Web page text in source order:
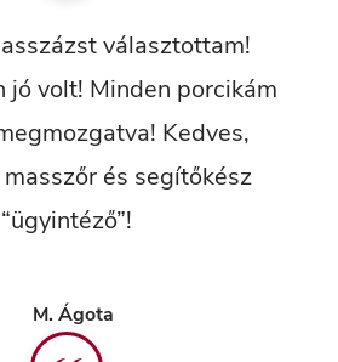
M. Ágota
választottam!
jó volt! Minden porcikám
Kedves,
és segítőkész
“ügyintéző”!